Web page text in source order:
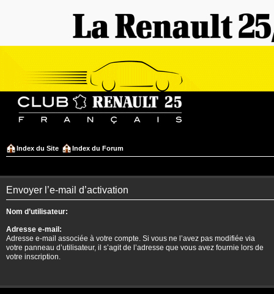
Index du Site Index du Forum
Envoyer l’e-mail d’activation
Nom d’utilisateur:
Adresse e-mail:
Adresse e-mail associée à votre compte. Si vous ne l’avez pas modifiée via
votre panneau d’utilisateur, il s’agit de l’adresse que vous avez fournie lors de
votre inscription.